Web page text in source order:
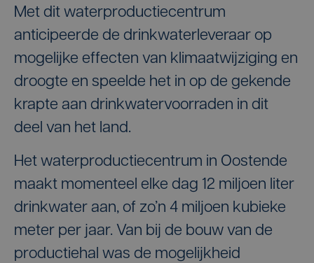
Met dit waterproductiecentrum
anticipeerde de drinkwaterleveraar op
mogelijke effecten van klimaatwijziging en
droogte en speelde het in op de gekende
krapte aan drinkwatervoorraden in dit
deel van het land.
Het waterproductiecentrum in Oostende
maakt momenteel elke dag 12 miljoen liter
drinkwater aan, of zo’n 4 miljoen kubieke
meter per jaar. Van bij de bouw van de
productiehal was de mogelijkheid